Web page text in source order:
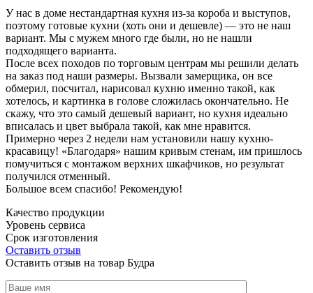
У нас в доме нестандартная кухня из-за короба и выступов,
поэтому готовые кухни (хоть они и дешевле) — это не наш
вариант. Мы с мужем много где были, но не нашли
подходящего варианта.
После всех походов по торговым центрам мы решили делать
на заказ под наши размеры. Вызвали замерщика, он все
обмерил, посчитал, нарисовал кухню именно такой, как
хотелось, и картинка в голове сложилась окончательно. Не
скажу, что это самый дешевый вариант, но кухня идеально
вписалась и цвет выбрала такой, как мне нравится.
Примерно через 2 недели нам установили нашу кухню-
красавицу! «Благодаря» нашим кривым стенам, им пришлось
помучиться с монтажом верхних шкафчиков, но результат
получился отменный.
Большое всем спасибо! Рекомендую!
Качество продукции
Уровень сервиса
Срок изготовления
Оставить отзыв
Оставить отзыв на товар Будра